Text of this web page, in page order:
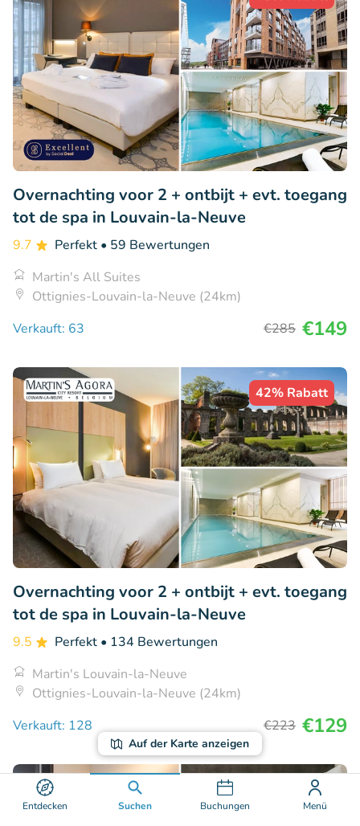
Entdecken Suchen Buchungen Menü
Auf der Karte anzeigen
Overnachting voor 2 + ontbijt + evt. toegang
tot de spa in Louvain-la-Neuve
9.7 Perfekt • 59 Bewertungen
Martin's All Suites
Ottignies-Louvain-la-Neuve (24km)
Verkauft: 63
€285 €149
42% Rabatt
Overnachting voor 2 + ontbijt + evt. toegang
tot de spa in Louvain-la-Neuve
9.5 Perfekt • 134 Bewertungen
Martin's Louvain-la-Neuve
Ottignies-Louvain-la-Neuve (24km)
Verkauft: 128
€223 €129
29% Rabatt